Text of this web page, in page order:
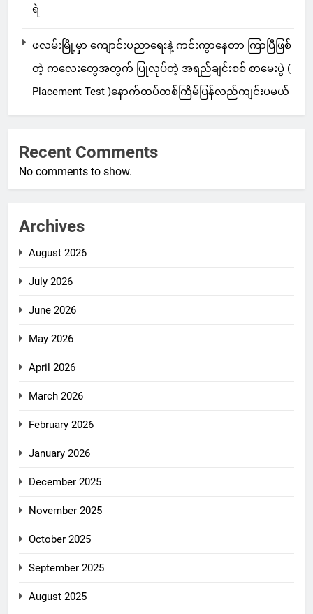
ရဲ
ဖလမ်းမြို့မှာ ကျောင်းပညာရေးနဲ့ ကင်းကွာနေတာ ကြာပြီဖြစ်
တဲ့ ကလေးတွေအတွက် ပြုလုပ်တဲ့ အရည်ချင်းစစ် စာမေးပွဲ (
Placement Test )နောက်ထပ်တစ်ကြိမ်ပြန်လည်ကျင်းပမယ်
Recent Comments
No comments to show.
Archives
August 2026
July 2026
June 2026
May 2026
April 2026
March 2026
February 2026
January 2026
December 2025
November 2025
October 2025
September 2025
August 2025